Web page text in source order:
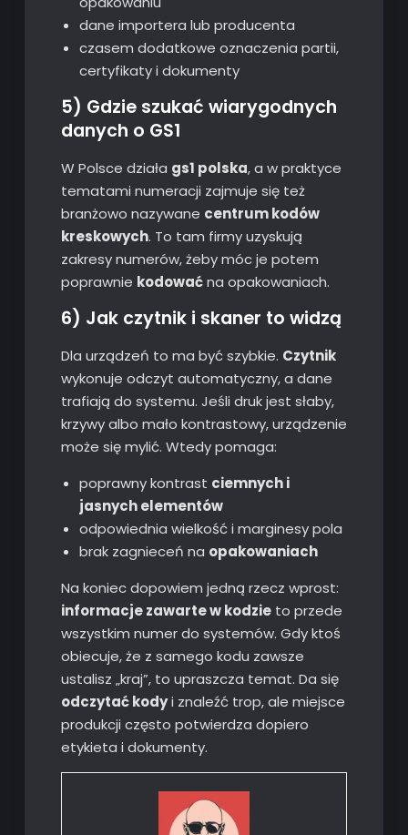
dane importera lub producenta
czasem dodatkowe oznaczenia partii,
certyfikaty i dokumenty
5) Gdzie szukać wiarygodnych
danych o GS1
W Polsce działa gs1 polska, a w praktyce
tematami numeracji zajmuje się też
branżowo nazywane centrum kodów
kreskowych. To tam firmy uzyskują
zakresy numerów, żeby móc je potem
poprawnie kodowaćna opakowaniach.
6) Jak czytnik i skaner to widzą
Dla urządzeń to ma być szybkie. Czytnik
wykonuje odczyt automatyczny, a dane
trafiają do systemu. Jeśli druk jest słaby,
krzywy albo mało kontrastowy, urządzenie
może się mylić. Wtedy pomaga:
poprawny kontrast ciemnych i
jasnych elementów
odpowiednia wielkość i marginesy pola
brak zagnieceń na opakowaniach
Na koniec dopowiem jedną rzecz wprost:
informacje zawarte w kodzieto przede
wszystkim numer do systemów. Gdy ktoś
obiecuje, że z samego kodu zawsze
ustalisz „kraj”, to upraszcza temat. Da się
odczytać kodyi znaleźć trop, ale miejsce
produkcji często potwierdza dopiero
etykieta i dokumenty.